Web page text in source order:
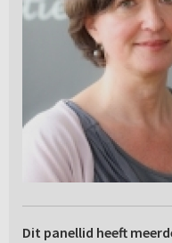
Dit panellid heeft